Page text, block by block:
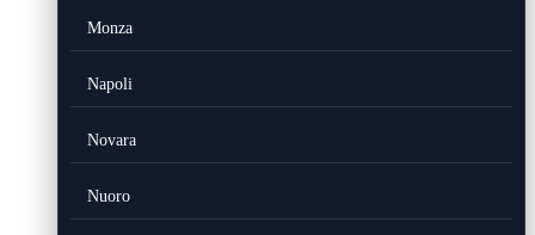
Monza
Napoli
Novara
Nuoro